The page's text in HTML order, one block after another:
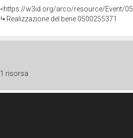
<https://w3id.org/arco/resource/Event/
Realizzazione del bene 0500255371
1 risorsa